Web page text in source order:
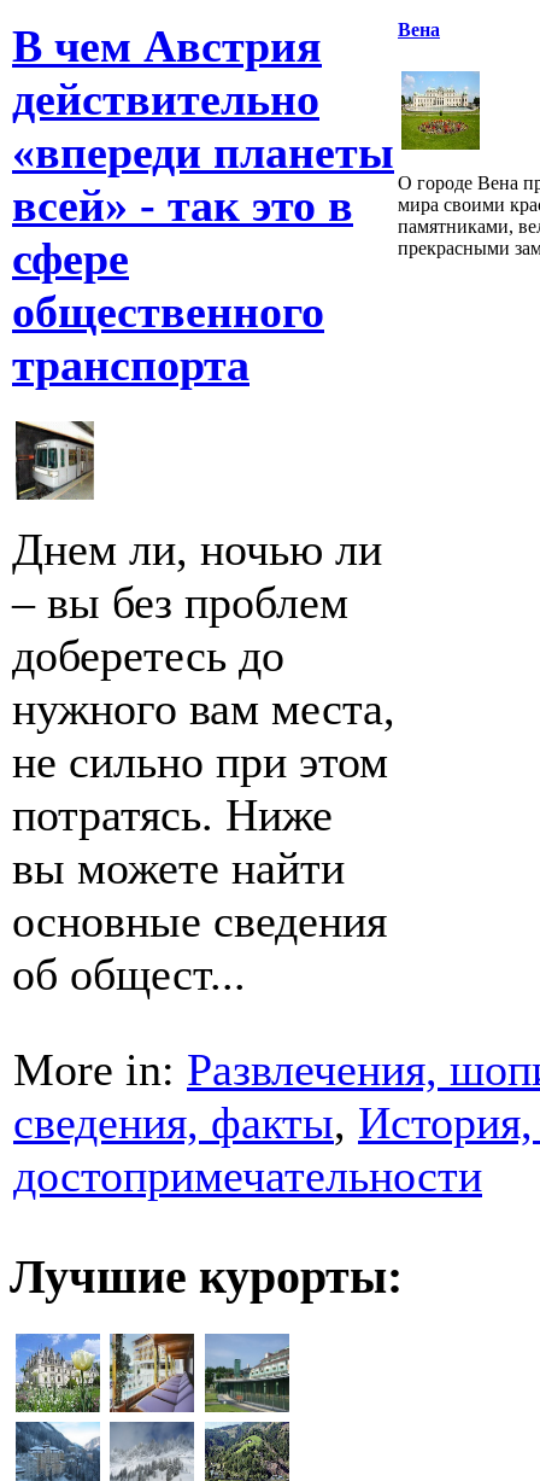
В чем Австрия
действительно
«впереди планеты
всей» - так это в
сфере
общественного
транспорта
Днем ли, ночью ли
– вы без проблем
доберетесь до
нужного вам места,
не сильно при этом
потратясь. Ниже
вы можете найти
основные сведения
об общест...
Вена
О городе Вена
мира своими
памятниками,
прекрасными
More in: Развлечения,
сведения, факты,
достопримечательности
Лучшие курорты: